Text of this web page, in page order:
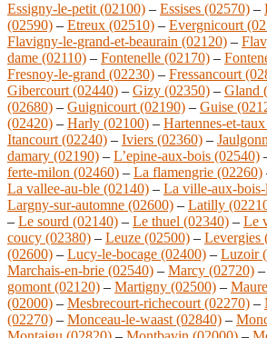
Essigny-le-petit (02100) – Essises (02570) –
(02590) – Etreux (02510) – Evergnicourt
Flavigny-le-grand-et-beaurain (02120) –
dame (02110) – Fontenelle (02170) –
Fresnoy-le-grand (02230) – Fressancourt
Gibercourt (02440) – Gizy (02350) – Gland
(02680) – Guignicourt (02190) – Guise
(02420) – Harly (02100) – Hartennes-et-
Itancourt (02240) – Iviers (02360) –
damary (02190) – L’epine-aux-bois (02540)
ferte-milon (02460) – La flamengrie (02260)
La vallee-au-ble (02140) – La ville-aux-
Largny-sur-automne (02600) – Latilly
– Le sourd (02140) – Le thuel (02340) – Le
coucy (02380) – Leuze (02500) – Levergies
(02600) – Lucy-le-bocage (02400) – Luzoir
Marchais-en-brie (02540) – Marcy (02720) –
gomont (02120) – Martigny (02500) –
(02000) – Mesbrecourt-richecourt (02270) –
(02270) – Monceau-le-waast (02840) –